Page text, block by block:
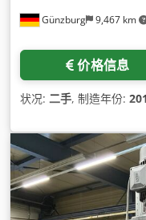
Günzburg 9,467 km
价格信息
状况: 二手, 制造年份: